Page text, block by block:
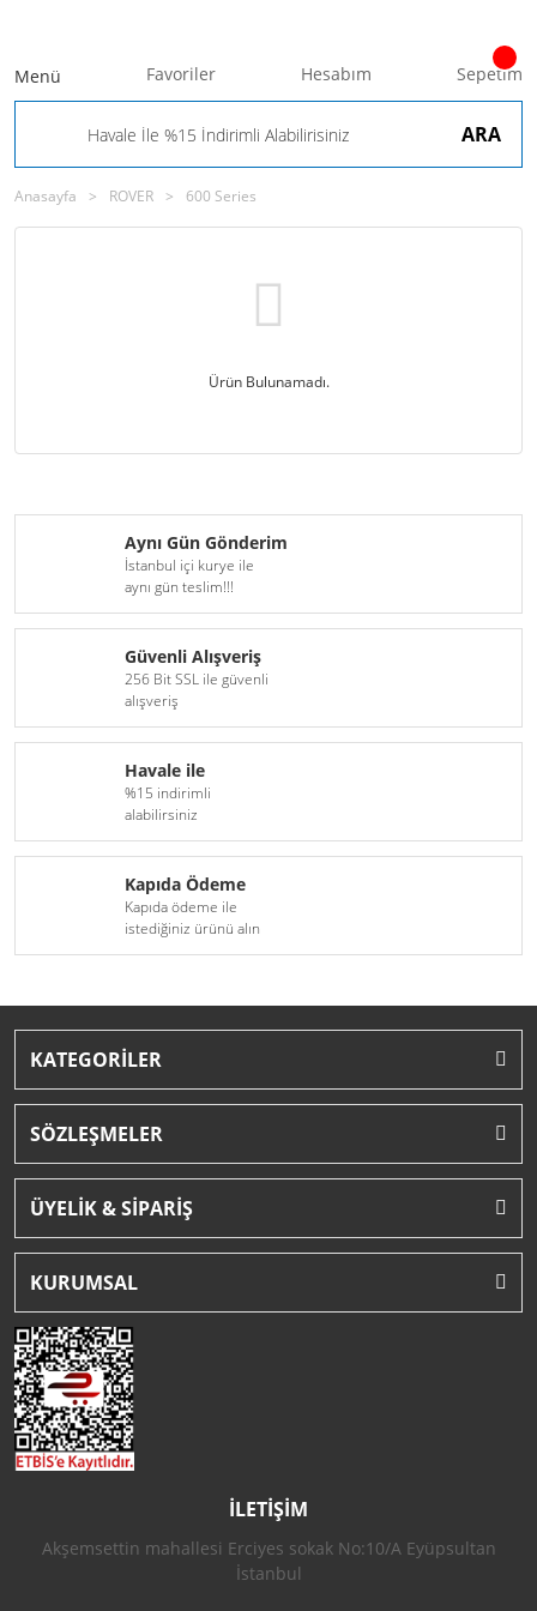
ARA
Menü Favoriler Hesabım Sepetim
Anasayfa ROVER 600 Series
Ürün Bulunamadı.
Aynı Gün Gönderim
İstanbul içi kurye ile
aynı gün teslim!!!
Güvenli Alışveriş
256 Bit SSL ile güvenli
alışveriş
Havale ile
%15 indirimli
alabilirsiniz
Kapıda Ödeme
Kapıda ödeme ile
istediğiniz ürünü alın
KATEGORİLER
SÖZLEŞMELER
ÜYELİK & SİPARİŞ
KURUMSAL
İLETİŞİM
Akşemsettin mahallesi Erciyes sokak No:10/A Eyüpsultan
İstanbul